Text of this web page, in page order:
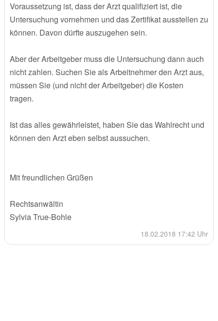
Voraussetzung ist, dass der Arzt qualifiziert ist, die
Untersuchung vornehmen und das Zertifikat ausstellen zu
können. Davon dürfte auszugehen sein.
Aber der Arbeitgeber muss die Untersuchung dann auch
nicht zahlen. Suchen Sie als Arbeitnehmer den Arzt aus,
müssen Sie (und nicht der Arbeitgeber) die Kosten
tragen.
Ist das alles gewährleistet, haben Sie das Wahlrecht und
können den Arzt eben selbst aussuchen.
Mit freundlichen Grüßen
Rechtsanwältin
Sylvia True-Bohle
18.02.2018 17:42 Uhr